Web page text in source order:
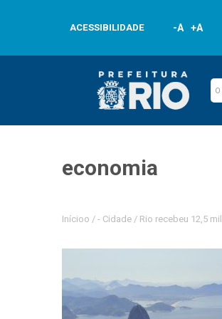
ACESSIBILIDADE -A +A
economia
Inícioo / - Cidade / Rio recebeu 12,5